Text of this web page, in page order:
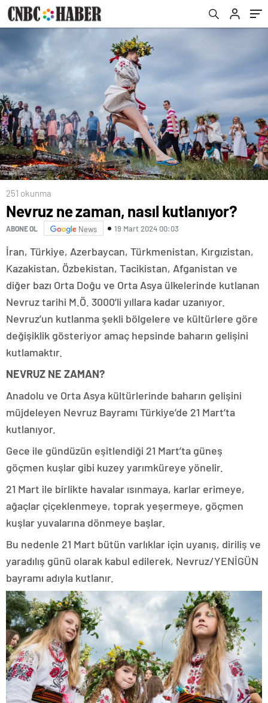
251 okunma
Nevruz ne zaman, nasıl kutlanıyor?
ABONE OL News 19 Mart 2024 00:03
İran, Türkiye, Azerbaycan, Türkmenistan, Kırgızistan,
Kazakistan, Özbekistan, Tacikistan, Afganistan ve
diğer bazı Orta Doğu ve Orta Asya ülkelerinde kutlanan
Nevruz tarihi M.Ö. 3000’li yıllara kadar uzanıyor.
Nevruz’un kutlanma şekli bölgelere ve kültürlere göre
değişiklik gösteriyor amaç hepsinde baharın gelişini
kutlamaktır.
NEVRUZ NE ZAMAN?
Anadolu ve Orta Asya kültürlerinde baharın gelişini
müjdeleyen Nevruz Bayramı Türkiye’de 21 Mart’ta
kutlanıyor.
Gece ile gündüzün eşitlendiği 21 Mart’ta güneş
göçmen kuşlar gibi kuzey yarımküreye yönelir.
21 Mart ile birlikte havalar ısınmaya, karlar erimeye,
ağaçlar çiçeklenmeye, toprak yeşermeye, göçmen
kuşlar yuvalarına dönmeye başlar.
Bu nedenle 21 Mart bütün varlıklar için uyanış, diriliş ve
yaradılış günü olarak kabul edilerek, Nevruz/YENİGÜN
bayramı adıyla kutlanır.